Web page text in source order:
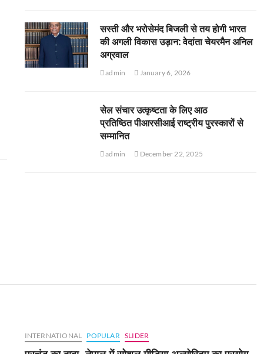
सस्ती और भरोसेमंद बिजली से तय होगी भारत
की अगली विकास उड़ान: वेदांता चेयरमैन अनिल
अग्रवाल
admin January 6, 2026
सेल संचार उत्कृष्टता के लिए आठ
प्रतिष्ठित पीआरसीआई राष्ट्रीय पुरस्कारों से
सम्मानित
admin December 22, 2025
INTERNATIONAL POPULAR SLIDER